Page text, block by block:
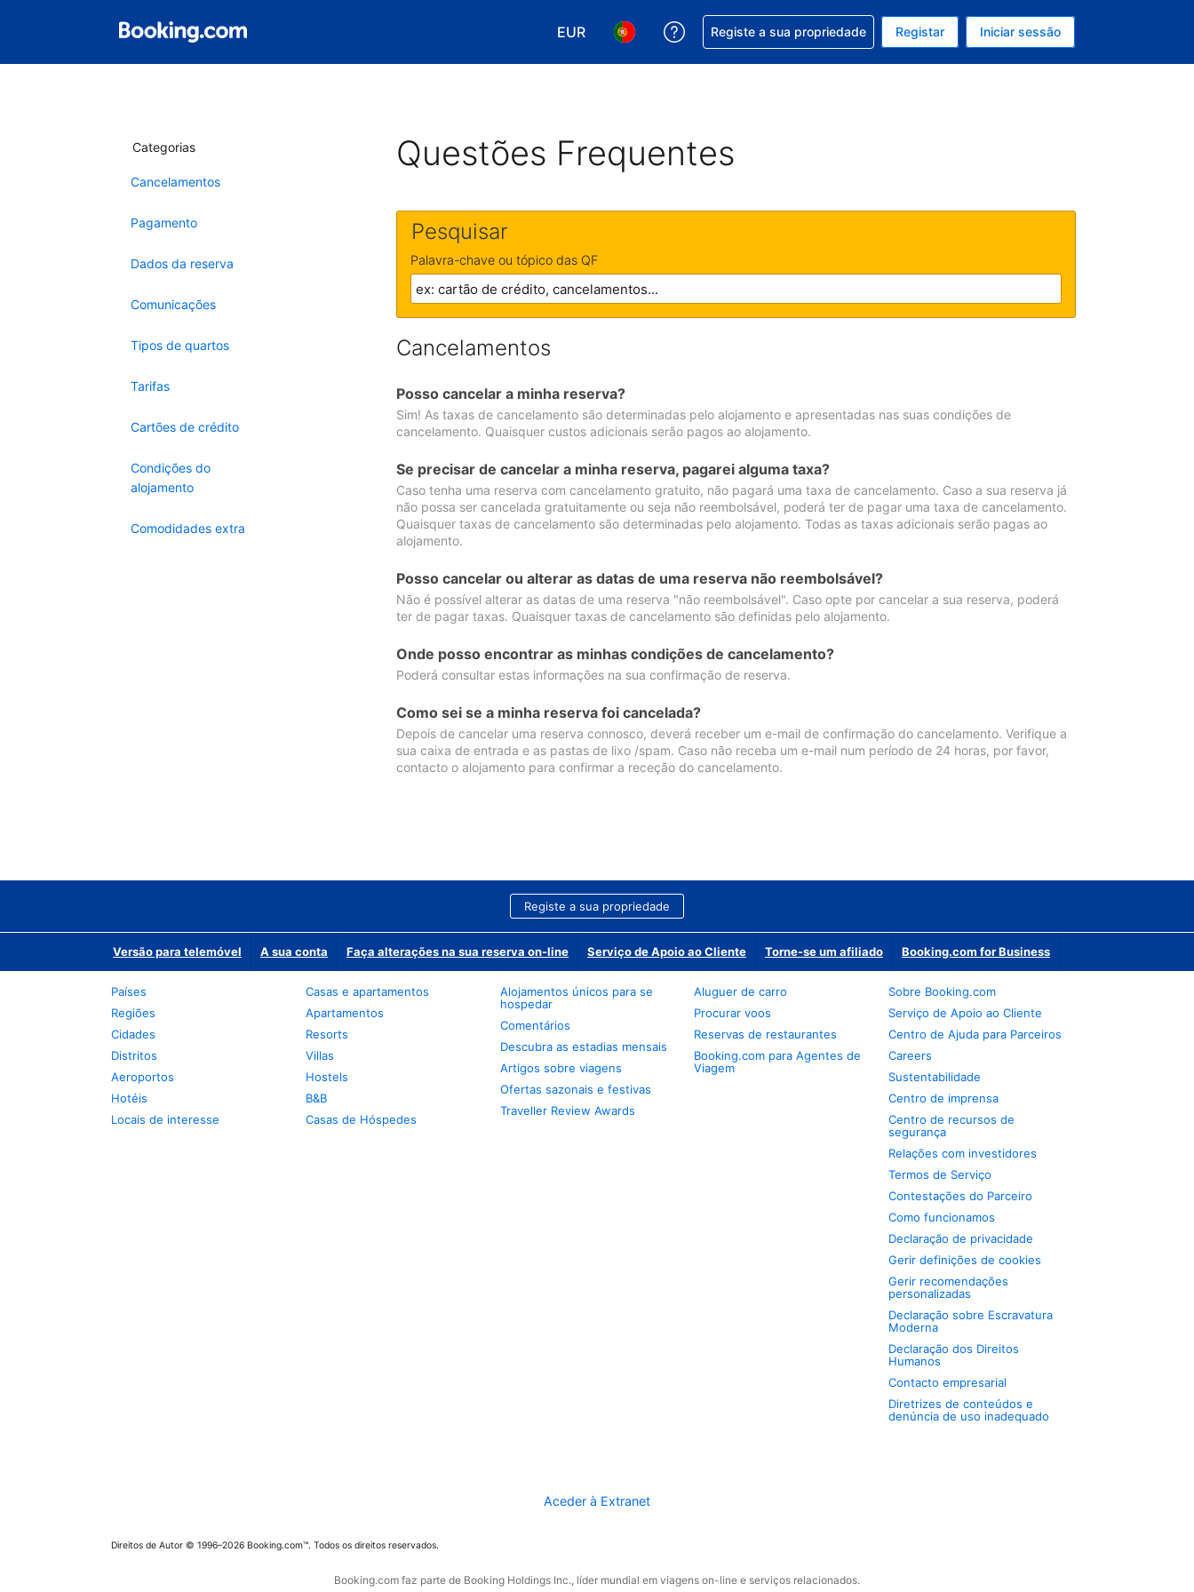
EUR
Escolha a sua moeda. A sua moeda atual é EUR
Escolha o seu idioma. O seu idioma atual é Português
Obtenha ajuda com a sua reserva
Registe a sua propriedade Registar Iniciar sessão
Categorias
Cancelamentos
Pagamento
Dados da reserva
Comunicações
Tipos de quartos
Tarifas
Cartões de crédito
Condições do
alojamento
Comodidades extra
Questões Frequentes
Pesquisar
Palavra-chave ou tópico das QF
Cancelamentos
Posso cancelar a minha reserva?
Sim! As taxas de cancelamento são determinadas pelo alojamento e apresentadas nas suas condições de
cancelamento. Quaisquer custos adicionais serão pagos ao alojamento.
Se precisar de cancelar a minha reserva, pagarei alguma taxa?
Caso tenha uma reserva com cancelamento gratuito, não pagará uma taxa de cancelamento. Caso a sua reserva já
não possa ser cancelada gratuitamente ou seja não reembolsável, poderá ter de pagar uma taxa de cancelamento.
Quaisquer taxas de cancelamento são determinadas pelo alojamento. Todas as taxas adicionais serão pagas ao
alojamento.
Posso cancelar ou alterar as datas de uma reserva não reembolsável?
Não é possível alterar as datas de uma reserva "não reembolsável". Caso opte por cancelar a sua reserva, poderá
ter de pagar taxas. Quaisquer taxas de cancelamento são definidas pelo alojamento.
Onde posso encontrar as minhas condições de cancelamento?
Poderá consultar estas informações na sua confirmação de reserva.
Como sei se a minha reserva foi cancelada?
Depois de cancelar uma reserva connosco, deverá receber um e-mail de confirmação do cancelamento. Verifique a
sua caixa de entrada e as pastas de lixo /spam. Caso não receba um e-mail num período de 24 horas, por favor,
contacto o alojamento para confirmar a receção do cancelamento.
Registe a sua propriedade
Versão para telemóvel A sua conta Faça alterações na sua reserva on-line Serviço de Apoio ao Cliente Torne-se um afiliado Booking.com for Business
Países
Regiões
Cidades
Distritos
Aeroportos
Hotéis
Locais de interesse
Casas e apartamentos
Apartamentos
Resorts
Villas
Hostels
B&B
Casas de Hóspedes
Alojamentos únicos para se
hospedar
Comentários
Descubra as estadias mensais
Artigos sobre viagens
Ofertas sazonais e festivas
Traveller Review Awards
Aluguer de carro
Procurar voos
Reservas de restaurantes
Booking.com para Agentes de
Viagem
Sobre Booking.com
Serviço de Apoio ao Cliente
Centro de Ajuda para Parceiros
Careers
Sustentabilidade
Centro de imprensa
Centro de recursos de
segurança
Relações com investidores
Termos de Serviço
Contestações do Parceiro
Como funcionamos
Declaração de privacidade
Gerir definições de cookies
Gerir recomendações
personalizadas
Declaração sobre Escravatura
Moderna
Declaração dos Direitos
Humanos
Contacto empresarial
Diretrizes de conteúdos e
denúncia de uso inadequado
Aceder à Extranet
Direitos de Autor © 1996–2026 Booking.com™. Todos os direitos reservados.
Booking.com faz parte de Booking Holdings Inc., líder mundial em viagens on-line e serviços relacionados.